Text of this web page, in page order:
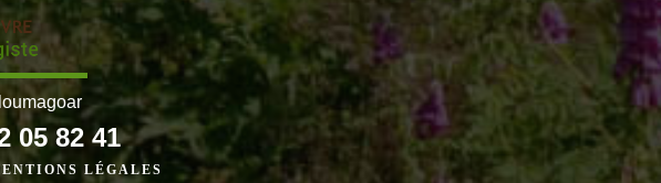
05 82 41
LÉGALES